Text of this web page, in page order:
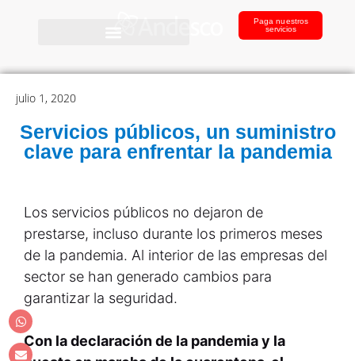
Paga nuestros
servicios
julio 1, 2020
Servicios públicos, un suministro
clave para enfrentar la pandemia
Los servicios públicos no dejaron de
prestarse, incluso durante los primeros meses
de la pandemia. Al interior de las empresas del
sector se han generado cambios para
garantizar la seguridad.
Con la declaración de la pandemia y la